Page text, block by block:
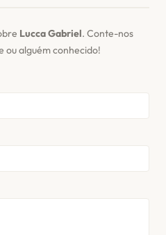
Lucca Gabriel. Conte-nos
ou alguém conhecido!